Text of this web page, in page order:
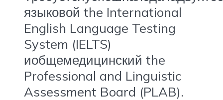
языковой the International
English Language Testing
System (IELTS)
иобщемедицинский the
Professional and Linguistic
Assessment Board (PLAB).